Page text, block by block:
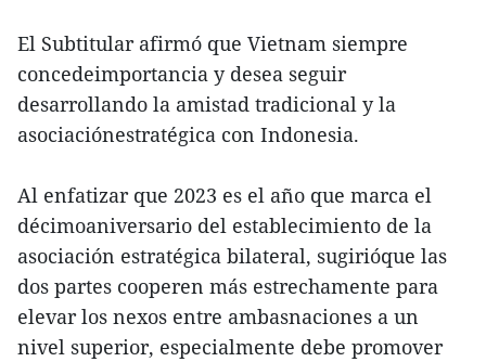
El Subtitular afirmó que Vietnam siempre
concedeimportancia y desea seguir
desarrollando la amistad tradicional y la
asociaciónestratégica con Indonesia.
Al enfatizar que 2023 es el año que marca el
décimoaniversario del establecimiento de la
asociación estratégica bilateral, sugirióque las
dos partes cooperen más estrechamente para
elevar los nexos entre ambasnaciones a un
nivel superior, especialmente debe promover